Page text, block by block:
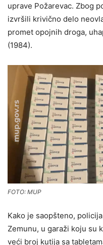
uprave Požarevac. Zbog
izvršili krivično delo
promet opojnih droga,
(1984).
FOTO: MUP
Kako je saopšteno,
Zemunu, u garaži koju su
veći broj kutija sa